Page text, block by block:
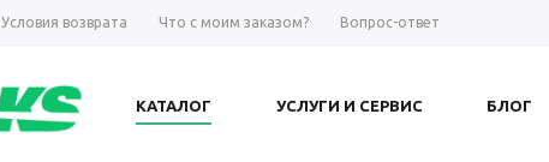
Условия возврата Что с моим заказом? Вопрос-ответ
КАТАЛОГ УСЛУГИ И СЕРВИС БЛОГ